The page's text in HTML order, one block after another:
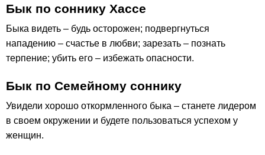
Бык по соннику Хассе
Быка видеть – будь осторожен; подвергнуться
нападению – счастье в любви; зарезать – познать
терпение; убить его – избежать опасности.
Бык по Семейному соннику
Увидели хорошо откормленного быка – станете лидером
в своем окружении и будете пользоваться успехом у
женщин.